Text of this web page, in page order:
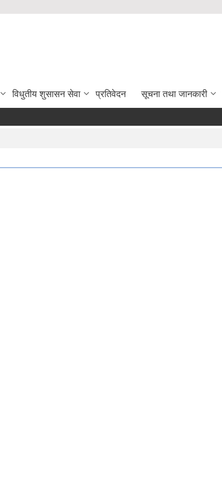
विधुतीय शुसासन सेवा प्रतिवेदन सूचना तथा जानकारी